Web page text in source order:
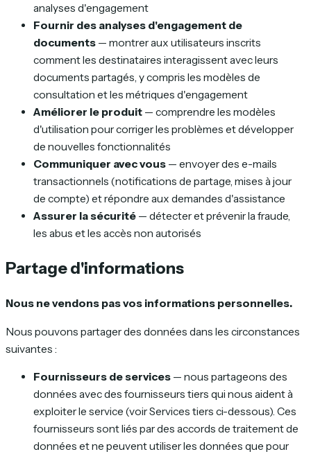
analyses d'engagement
Fournir des analyses d'engagement de
documents — montrer aux utilisateurs inscrits
comment les destinataires interagissent avec leurs
documents partagés, y compris les modèles de
consultation et les métriques d'engagement
Améliorer le produit — comprendre les modèles
d'utilisation pour corriger les problèmes et développer
de nouvelles fonctionnalités
Communiquer avec vous — envoyer des e-mails
transactionnels (notifications de partage, mises à jour
de compte) et répondre aux demandes d'assistance
Assurer la sécurité — détecter et prévenir la fraude,
les abus et les accès non autorisés
Partage d'informations
Nous ne vendons pas vos informations personnelles.
Nous pouvons partager des données dans les circonstances
suivantes :
Fournisseurs de services — nous partageons des
données avec des fournisseurs tiers qui nous aident à
exploiter le service (voir Services tiers ci-dessous). Ces
fournisseurs sont liés par des accords de traitement de
données et ne peuvent utiliser les données que pour